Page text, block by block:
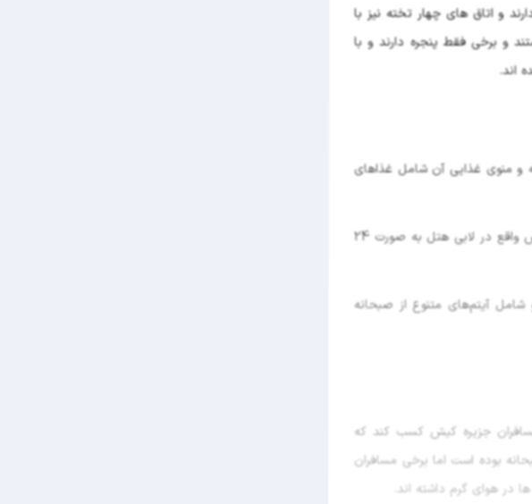
دارا بودن یک تخت دبل و یک تخت تک مساحتی معادل 15 متر مربع دارند و اتاق های چهار تخته نیز با
و برخی فقط پنجره دارند و با
اند.
100 نفر در لابی طبقه اول قرار گرفته و منوی غذایی آن شامل غذاهای
اگر دنبال فضایی برای دورهم نشینی با دوستان و یا تست مزه ها و دسرهای جدید هستید کافی شاپ هتل آرامیس واقع در لابی هتل به صورت 24
آیتم‌های متنوع از صبحانه
جزیره کیش کسب کند که
بوده است اما برخی مسافران